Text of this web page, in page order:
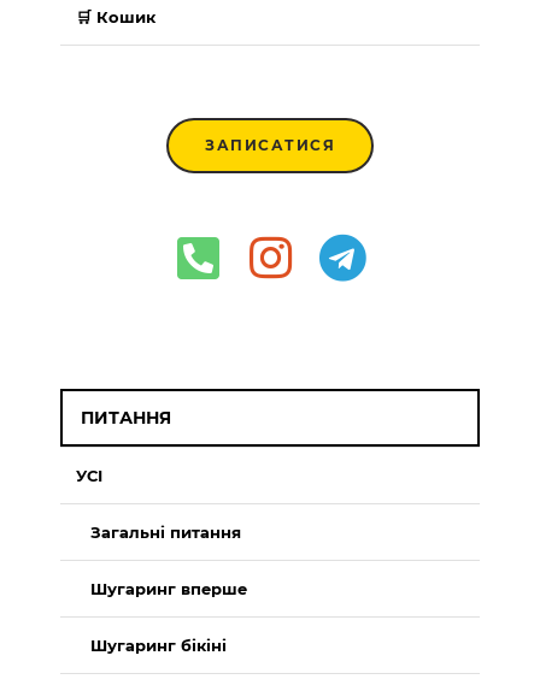
🛒 Кошик
ЗАПИСАТИСЯ
ПИТАННЯ
УСІ
Загальні питання
Шугаринг вперше
Шугаринг бікіні